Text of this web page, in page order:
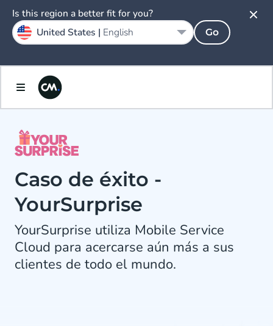
Caso de éxito -
YourSurprise
YourSurprise utiliza Mobile Service
Cloud para acercarse aún más a sus
clientes de todo el mundo.
Is this region a better fit for you?
United States | English Go